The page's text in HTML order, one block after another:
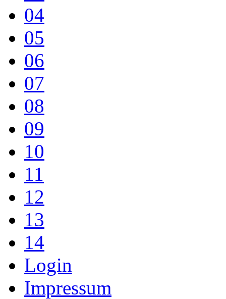
04
05
06
07
08
09
10
11
12
13
14
Login
Impressum